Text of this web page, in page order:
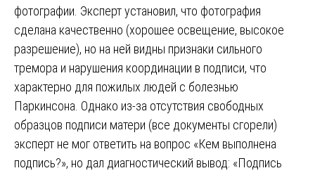
фотографии. Эксперт установил, что фотография
сделана качественно (хорошее освещение, высокое
разрешение), но на ней видны признаки сильного
тремора и нарушения координации в подписи, что
характерно для пожилых людей с болезнью
Паркинсона. Однако из-за отсутствия свободных
образцов подписи матери (все документы сгорели)
эксперт не мог ответить на вопрос «Кем выполнена
подпись?», но дал диагностический вывод: «Подпись